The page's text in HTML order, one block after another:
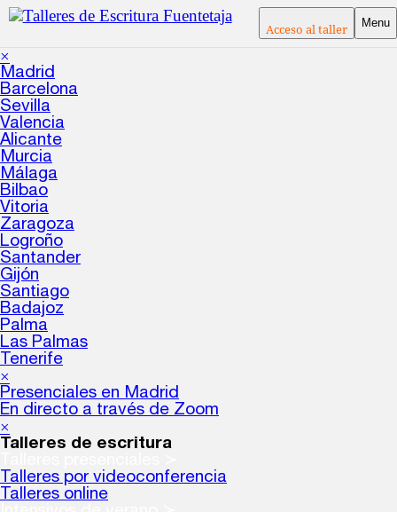
Acceso al taller Menu
×
Madrid
Barcelona
Sevilla
Valencia
Alicante
Murcia
Málaga
Bilbao
Vitoria
Zaragoza
Logroño
Santander
Gijón
Santiago
Badajoz
Palma
Las Palmas
Tenerife
×
Presenciales en Madrid
En directo a través de Zoom
×
Talleres de escritura
Talleres por videoconferencia
Talleres online